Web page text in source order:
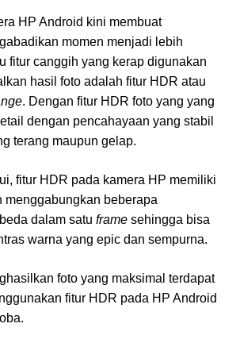
HP Android kini membuat
momen menjadi lebih
fitur canggih yang kerap digunakan
hasil foto adalah fitur HDR atau
. Dengan fitur HDR foto yang yang
dengan pencahayaan yang stabil
terang maupun gelap.
fitur HDR pada kamera HP memiliki
menggabungkan beberapa
dalam satu frame sehingga bisa
warna yang epic dan sempurna.
foto yang maksimal terdapat
fitur HDR pada HP Android